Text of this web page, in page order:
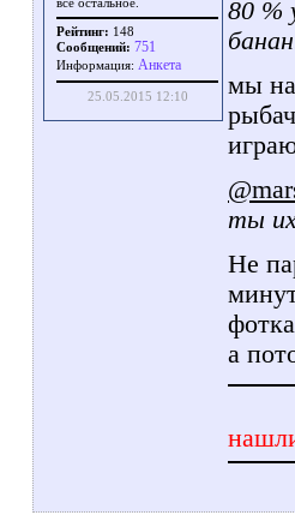
всё остальное.
Рейтинг: 148
Сообщений: 751
Информация: Aнкета
25.05.2015 12:10
80 %
мы
ты
Не
а